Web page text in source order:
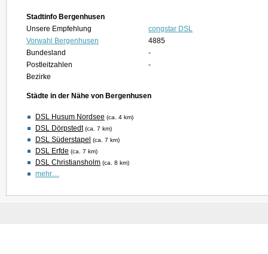
Stadtinfo Bergenhusen
Unsere Empfehlung
congstar DSL
Vorwahl Bergenhusen
4885
Bundesland
-
Postleitzahlen
-
Bezirke
Städte in der Nähe von Bergenhusen
DSL Husum Nordsee (ca. 4 km)
DSL Dörpstedt (ca. 7 km)
DSL Süderstapel (ca. 7 km)
DSL Erfde (ca. 7 km)
DSL Christiansholm (ca. 8 km)
mehr…